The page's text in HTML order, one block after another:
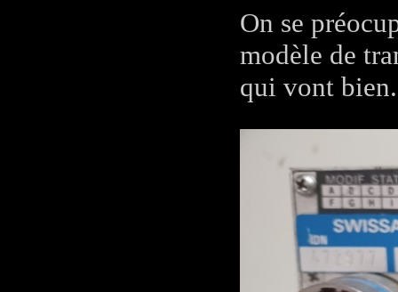
On se
modèle de
qui vont bien.